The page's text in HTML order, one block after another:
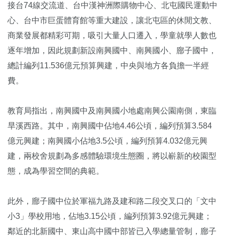
接台74線交流道、台中漢神洲際購物中心、北屯國民運動中
心、台中市巨蛋體育館等重大建設，讓北屯區的休閒文教、
商業發展都精彩可期，吸引大量人口遷入，學童就學人數也
逐年增加，因此規劃新設南興國中、南興國小、廍子國中，
總計編列11.536億元預算興建，中央與地方各負擔一半經
費。
教育局指出，南興國中及南興國小地處南興公園南側，東臨
旱溪西路。其中，南興國中佔地4.46公頃，編列預算3.584
億元興建；南興國小佔地3.5公頃，編列預算4.032億元興
建，兩校舍規劃為多感體驗環境生態圈，將以嶄新的校園型
態，成為學習空間的典範。
此外，廍子國中位於軍福九路及建和路二段交叉口的「文中
小3」學校用地，佔地3.15公頃，編列預算3.92億元興建；
鄰近的北新國中、東山高中國中部皆已入學總量管制，廍子